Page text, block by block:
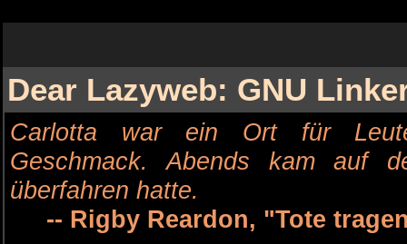
Dear Lazyweb: GNU
Carlotta war ein Ort für
Geschmack. Abends kam auf
überfahren hatte.
-- Rigby Reardon, "Tote